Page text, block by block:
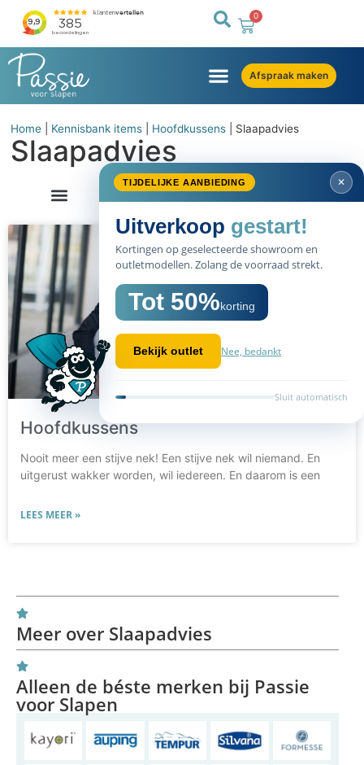
0
Afspraak maken
TIJDELIJKE AANBIEDING ✕
Uitverkoop gestart!
Kortingen op geselecteerde showroom en
outletmodellen. Zolang de voorraad strekt.
Tot 50%korting
Bekijk outlet Nee, bedankt
Sluit automatisch
Home Kennisbank items Hoofdkussens Slaapadvies
Slaapadvies
Hoofdkussens
Nooit meer een stijve nek! Een stijve nek wil niemand. En
uitgerust wakker worden, wil iedereen. En daarom is een
LEES MEER »
Meer over Slaapadvies
Alleen de béste merken bij Passie
voor Slapen